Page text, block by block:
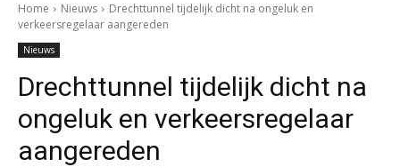
Home Nieuws
Drechttunnel tijdelijk dicht na ongeluk en
verkeersregelaar aangereden
Nieuws
Drechttunnel tijdelijk dicht na
ongeluk en verkeersregelaar
aangereden